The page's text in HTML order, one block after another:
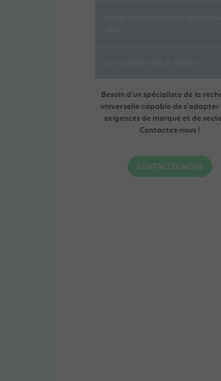
Besoin d'un spécialiste de la
universelle capable de s'adapter
exigences de marque et de
Contactez-nous !
CONTACTEZ-NOUS